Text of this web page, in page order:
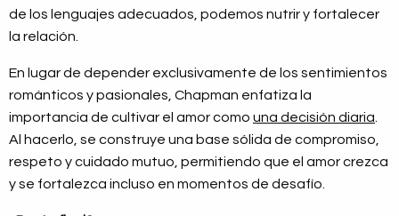
de los lenguajes adecuados, podemos nutrir y fortalecer
la relación.
En lugar de depender exclusivamente de los sentimientos
románticos y pasionales, Chapman enfatiza la
importancia de cultivar el amor como una decisión diaria
Al hacerlo, se construye una base sólida de compromiso,
respeto y cuidado mutuo, permitiendo que el amor crezca
y se fortalezca incluso en momentos de desafío.